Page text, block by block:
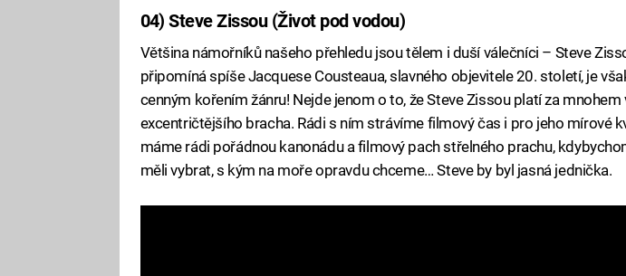
04) Steve Zissou (Život pod vodou)
Většina námořníků našeho přehledu jsou tělem i duší válečníci – Steve
připomíná spíše Jacquese Cousteaua, slavného objevitele 20. století, je
cenným kořením žánru! Nejde jenom o to, že Steve Zissou platí za
excentričtějšího bracha. Rádi s ním strávíme filmový čas i pro jeho mírové
máme rádi pořádnou kanonádu a filmový pach střelného prachu,
měli vybrat, s kým na moře opravdu chceme… Steve by byl jasná jednička.